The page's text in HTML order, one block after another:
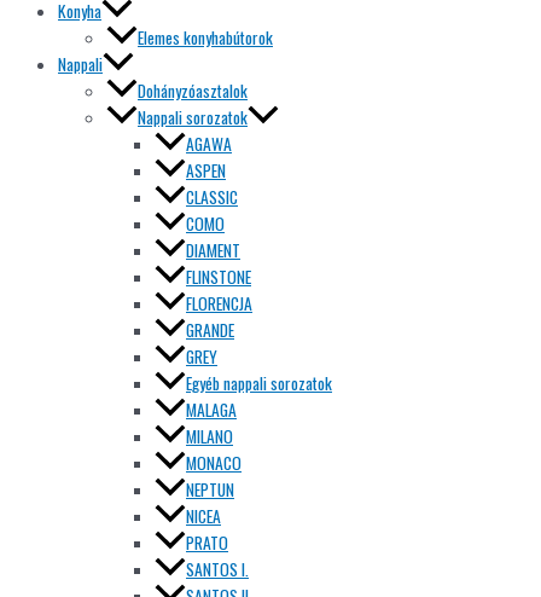
Konyha
Elemes konyhabútorok
Nappali
Dohányzóasztalok
Nappali sorozatok
AGAWA
ASPEN
CLASSIC
COMO
DIAMENT
FLINSTONE
FLORENCJA
GRANDE
GREY
Egyéb nappali sorozatok
MALAGA
MILANO
MONACO
NEPTUN
NICEA
PRATO
SANTOS I.